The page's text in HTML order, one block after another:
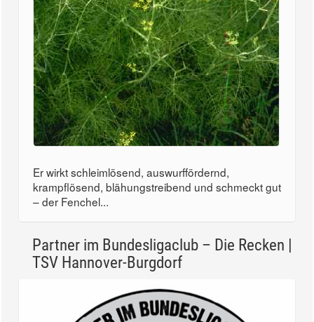
Er wirkt schleimlösend, auswurffördernd,
krampflösend, blähungstreibend und schmeckt gut
Partner im Bundesligaclub – Die Recken |
TSV Hannover-Burgdorf